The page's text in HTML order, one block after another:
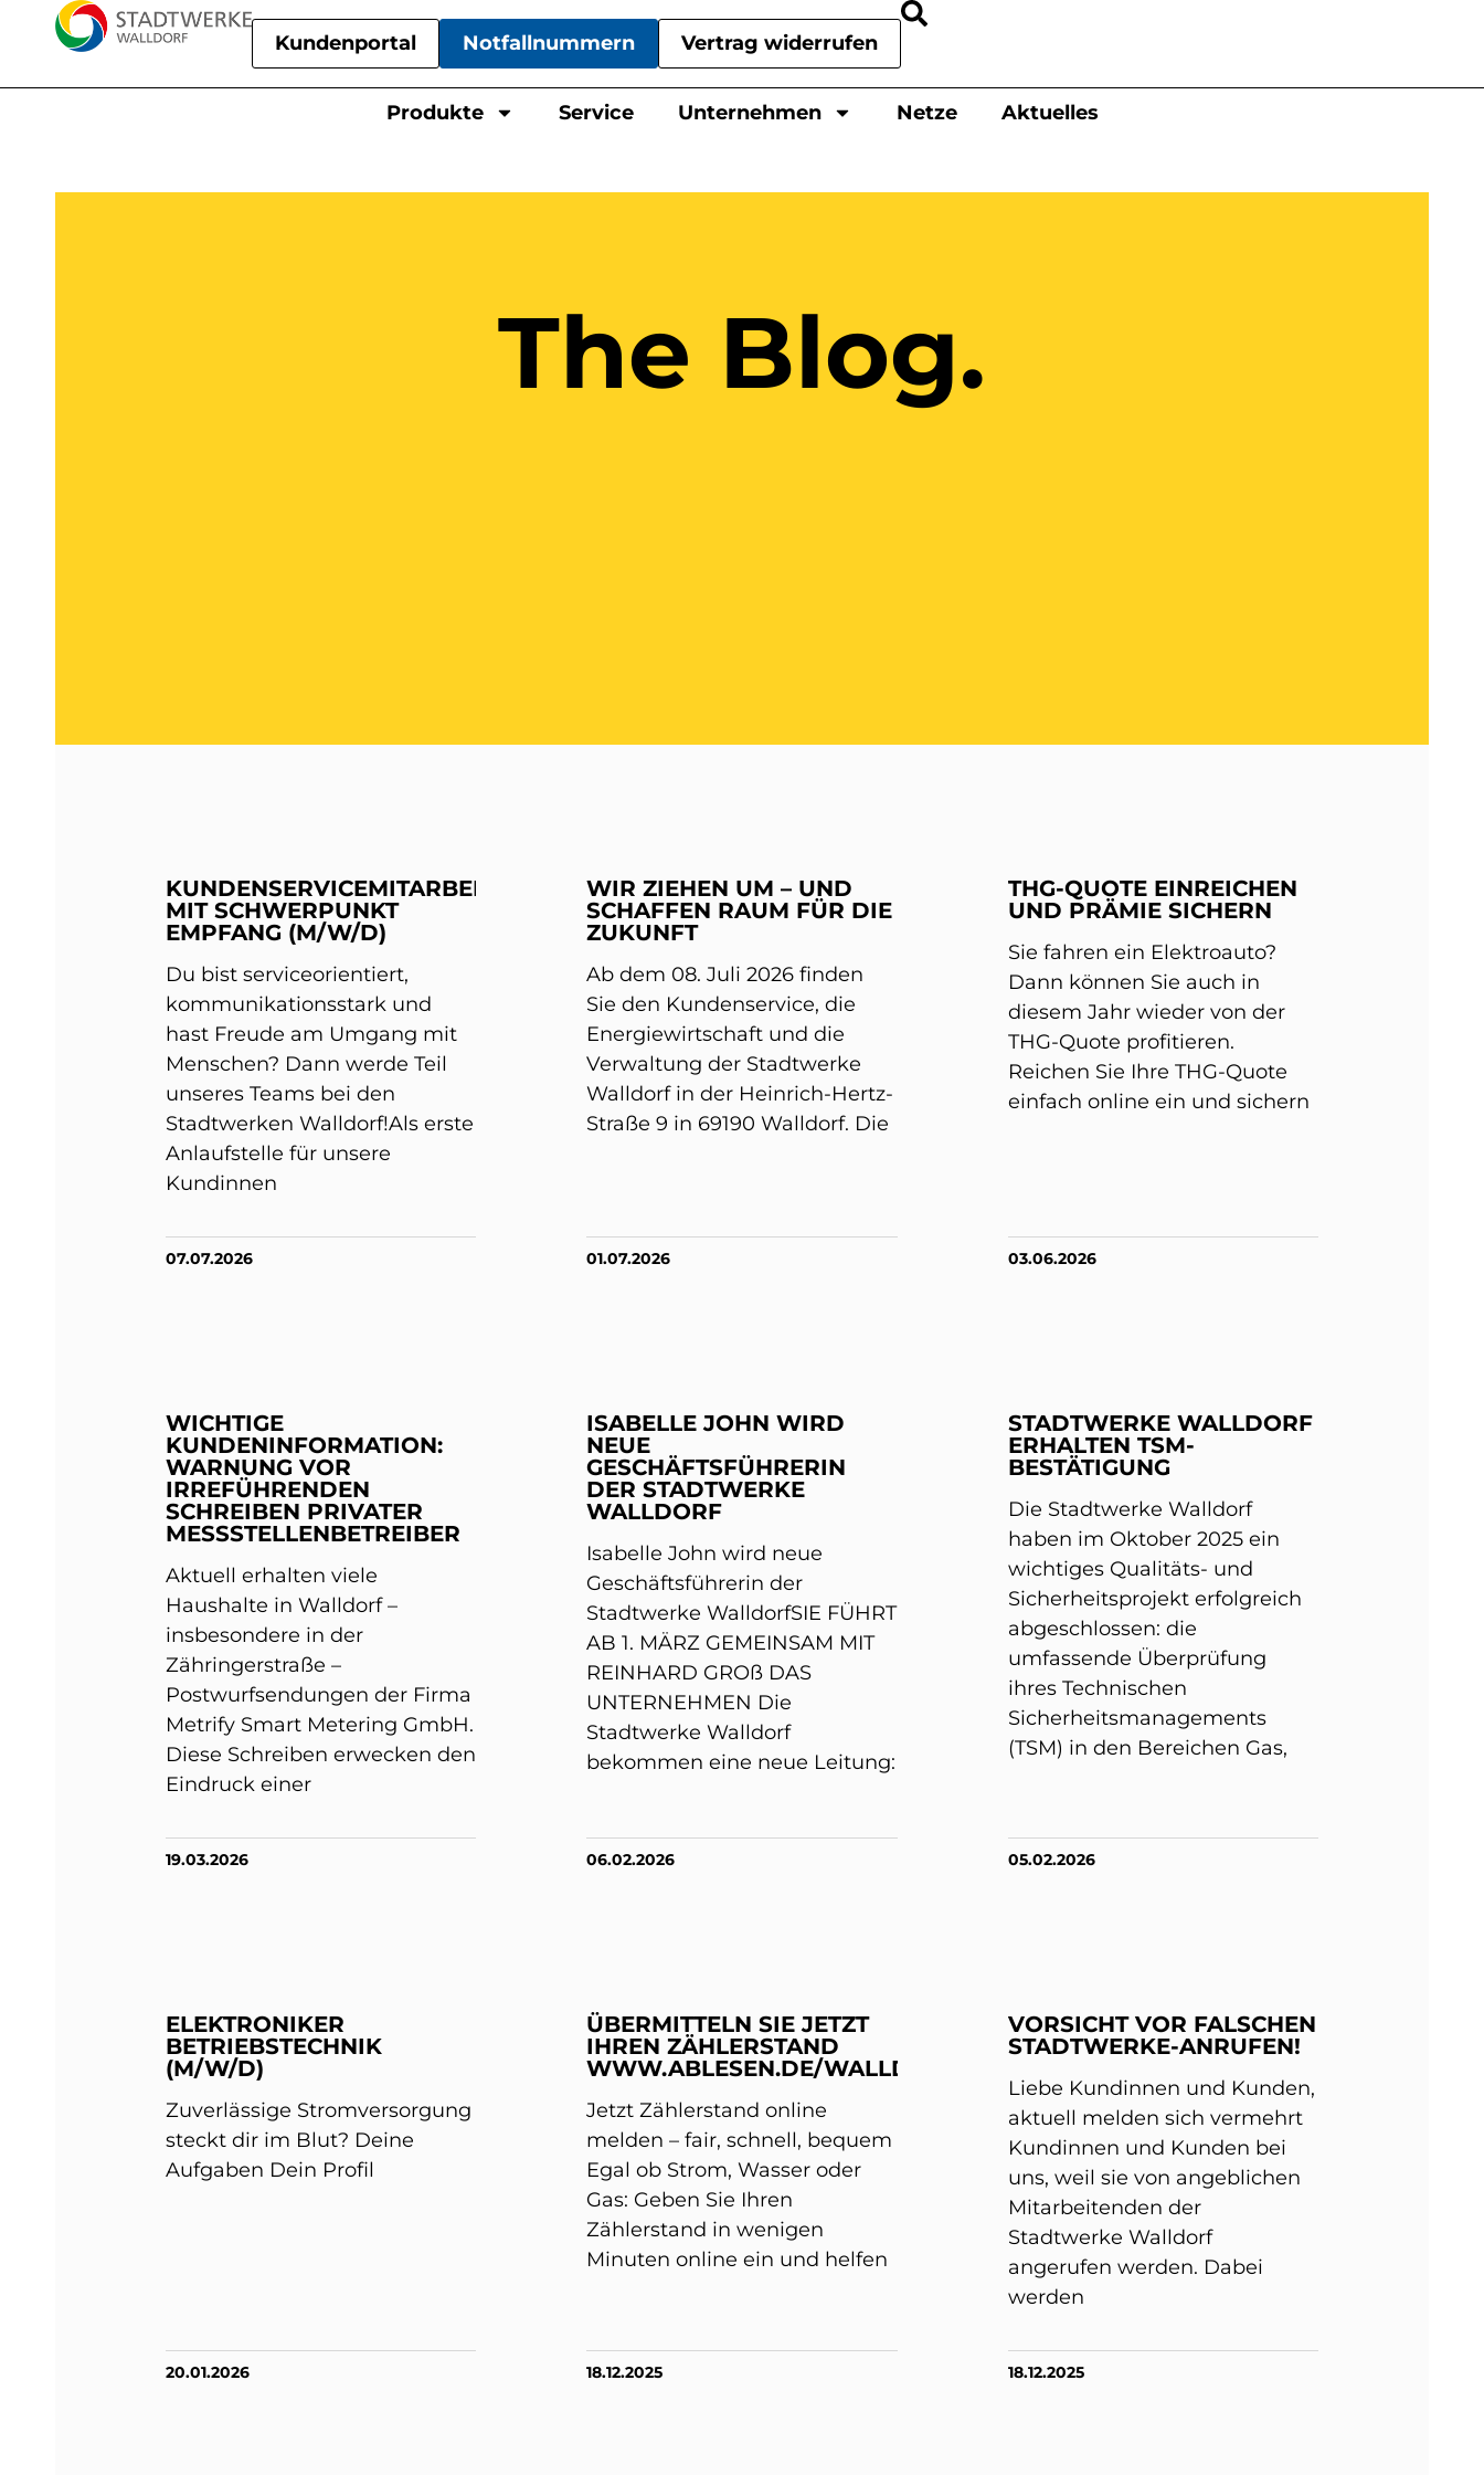
Kundenportal Notfallnummern Vertrag widerrufen
Produkte Service Unternehmen Netze Aktuelles
The Blog.
KUNDENSERVICEMITARBEITER
MIT SCHWERPUNKT
EMPFANG (M/W/D)
Du bist serviceorientiert,
kommunikationsstark und
hast Freude am Umgang mit
Menschen? Dann werde Teil
unseres Teams bei den
Stadtwerken Walldorf!Als erste
Anlaufstelle für unsere
Kundinnen
07.07.2026
WIR ZIEHEN UM – UND
SCHAFFEN RAUM FÜR DIE
ZUKUNFT
Ab dem 08. Juli 2026 finden
Sie den Kundenservice, die
Energiewirtschaft und die
Verwaltung der Stadtwerke
Walldorf in der Heinrich-Hertz-
Straße 9 in 69190 Walldorf. Die
01.07.2026
THG-QUOTE EINREICHEN
UND PRÄMIE SICHERN
Sie fahren ein Elektroauto?
Dann können Sie auch in
diesem Jahr wieder von der
THG-Quote profitieren.
Reichen Sie Ihre THG-Quote
einfach online ein und sichern
03.06.2026
WICHTIGE
KUNDENINFORMATION:
WARNUNG VOR
IRREFÜHRENDEN
SCHREIBEN PRIVATER
MESSSTELLENBETREIBER
Aktuell erhalten viele
Haushalte in Walldorf –
insbesondere in der
Zähringerstraße –
Postwurfsendungen der Firma
Metrify Smart Metering GmbH.
Diese Schreiben erwecken den
Eindruck einer
19.03.2026
ISABELLE JOHN WIRD
NEUE
GESCHÄFTSFÜHRERIN
DER STADTWERKE
WALLDORF
Isabelle John wird neue
Geschäftsführerin der
Stadtwerke WalldorfSIE FÜHRT
AB 1. MÄRZ GEMEINSAM MIT
REINHARD GROß DAS
UNTERNEHMEN Die
Stadtwerke Walldorf
bekommen eine neue Leitung:
06.02.2026
STADTWERKE WALLDORF
ERHALTEN TSM-
BESTÄTIGUNG
Die Stadtwerke Walldorf
haben im Oktober 2025 ein
wichtiges Qualitäts- und
Sicherheitsprojekt erfolgreich
abgeschlossen: die
umfassende Überprüfung
ihres Technischen
Sicherheitsmanagements
(TSM) in den Bereichen Gas,
05.02.2026
ELEKTRONIKER
BETRIEBSTECHNIK
(M/W/D)
Zuverlässige Stromversorgung
steckt dir im Blut? Deine
Aufgaben Dein Profil
20.01.2026
ÜBERMITTELN SIE JETZT
IHREN ZÄHLERSTAND
WWW.ABLESEN.DE/WALLDORF/
Jetzt Zählerstand online
melden – fair, schnell, bequem
Egal ob Strom, Wasser oder
Gas: Geben Sie Ihren
Zählerstand in wenigen
Minuten online ein und helfen
18.12.2025
VORSICHT VOR FALSCHEN
STADTWERKE-ANRUFEN!
Liebe Kundinnen und Kunden,
aktuell melden sich vermehrt
Kundinnen und Kunden bei
uns, weil sie von angeblichen
Mitarbeitenden der
Stadtwerke Walldorf
angerufen werden. Dabei
werden
18.12.2025